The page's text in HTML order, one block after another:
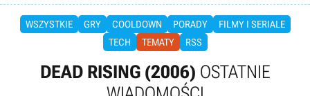
WSZYSTKIE GRY COOLDOWN PORADY
FILMY I SERIALE
TECH
TEMATY RSS
DEAD RISING (2006) OSTATNIE